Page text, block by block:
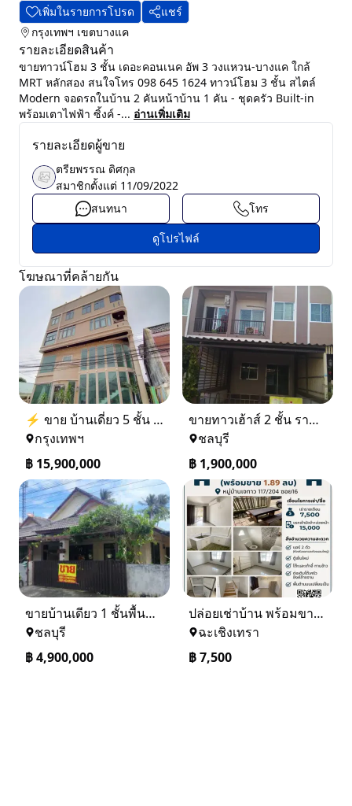
เพิ่มในรายการโปรด
แชร์
กรุงเทพฯ เขตบางแค
รายละเอียดสินค้า
ขายทาวน์โฮม 3 ชั้น เดอะคอนเนค อัพ 3 วงแหวน-บางแค ใกล้
MRT หลักสอง สนใจโทร 098 645 1624 ทาวน์โฮม 3 ชั้น สไตล์
Modern จอดรถในบ้าน 2 คันหน้าบ้าน 1 คัน - ชุดครัว Built-in
พร้อมเตาไฟฟ้า ซิ้งค์ -... อ่านเพิ่มเติม
รายละเอียดผู้ขาย
ตรียพรรณ ดิศกุล
สมาชิกตั้งแต่ 11/09/2022
สนทนา
โทร
ดูโปรไฟล์
โฆษณาที่คล้ายกัน
⚡ ขาย บ้านเดี่ยว 5 ชั้น ซอย ประชาชื่น 14 ใกล้ BTS
กรุงเทพฯ
฿ 15,900,000
ขายทาวเฮ้าส์ 2 ชั้น ราคา 1.9 ล้านบาท ที่อยู่ ศรีราชา ชลบุรี
ชลบุรี
฿ 1,900,000
ขายบ้านเดียว 1 ชั้นพื้นที่ 102 ตรว บางละมุง ชลบุรี
ชลบุรี
฿4,900,000
ปล่อยเช่าบ้าน พร้อมขาย หมู่บ้านเจทาว ตำบลแสนภูดาษ
ฉะเชิงเทรา
฿7,500